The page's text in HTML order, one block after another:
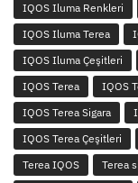
IQOS Iluma Renkleri
IQOS Iluma Terea
IQOS Iluma Çeşitleri
IQOS Terea
IQOS
IQOS Terea Sigara
IQOS Terea Çeşitleri
Terea IQOS
Terea